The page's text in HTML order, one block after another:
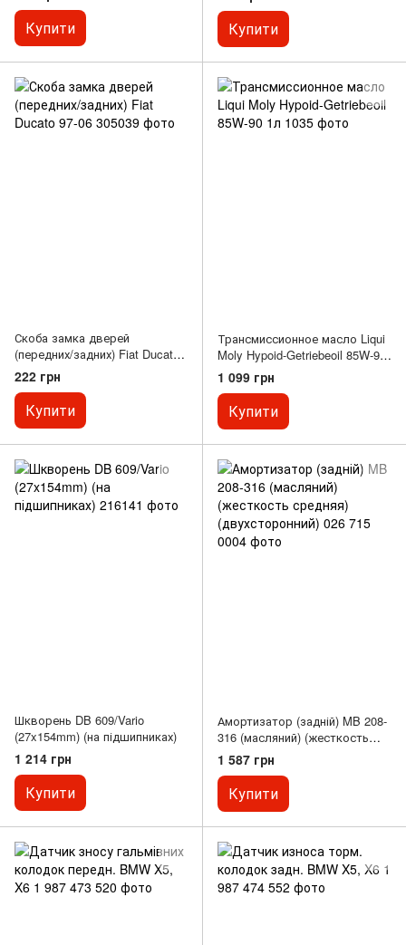
датчика)
Купити Купити
Скоба замка дверей
(передних/задних) Fiat Ducato
97-06
222 грн
Купити
Трансмиссионное масло Liqui
Moly Hypoid-Getriebeoil 85W-90
1л
1 099 грн
Купити
Шкворень DB 609/Vario
(27x154mm) (на підшипниках)
1 214 грн
Купити
Амортизатор (задній) MB 208-
316 (масляний) (жесткость
средняя) (двухсторонний)
1 587 грн
Купити